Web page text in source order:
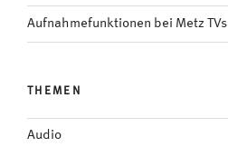
Aufnahmefunktionen bei Metz TVs
THEMEN
Audio